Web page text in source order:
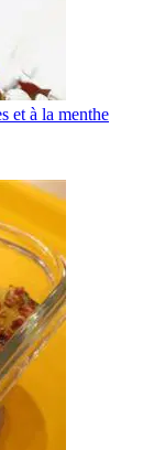
et à la menthe